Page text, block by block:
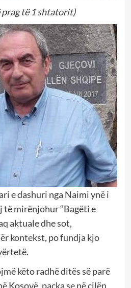
prag të 1 shtatorit)
e dashuri nga Naimi ynë i
të mirënjohur “Bagëti e
aktuale dhe sot,
kontekst, po fundja kjo
këto radhë ditës së parë
Kosovë, paçka se në cilën